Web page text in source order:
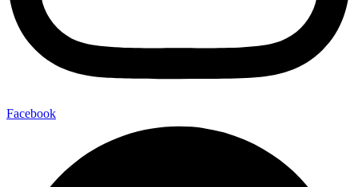
Facebook